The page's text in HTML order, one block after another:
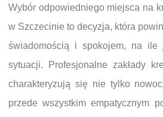
Wybór odpowiedniego miejsca na
w Szczecinie to decyzja, która
świadomością i spokojem, na
sytuacji. Profesjonalne zakłady
charakteryzują się nie tylko
przede wszystkim empatycznym